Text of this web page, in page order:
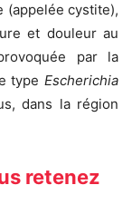
(appelée cystite),
et douleur au
par la
type Escherichia
dans la région
retenez